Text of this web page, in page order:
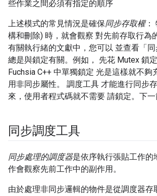
些作業之間必須有指定的順序
上述模式的常見情況是確保同步存取權：
構和刪除) 時，就會觀察 對先前存取行為
有關執行緒的文獻中，您可以 並查看「同
總是與鎖定有關。例如， 先花 Mutex 鎖
Fuchsia C++ 中單獨鎖定 光是這樣就不夠
用非同步屬性。 調度工具 才能進行同步
來，使用者程式碼就不需要 請鎖定。下一
同步調度工具
同步處理的調度器是依序執行張貼工作的
作會觀察先前工作中的副作用。
由於處理非同步邏輯的物件是從調度器存